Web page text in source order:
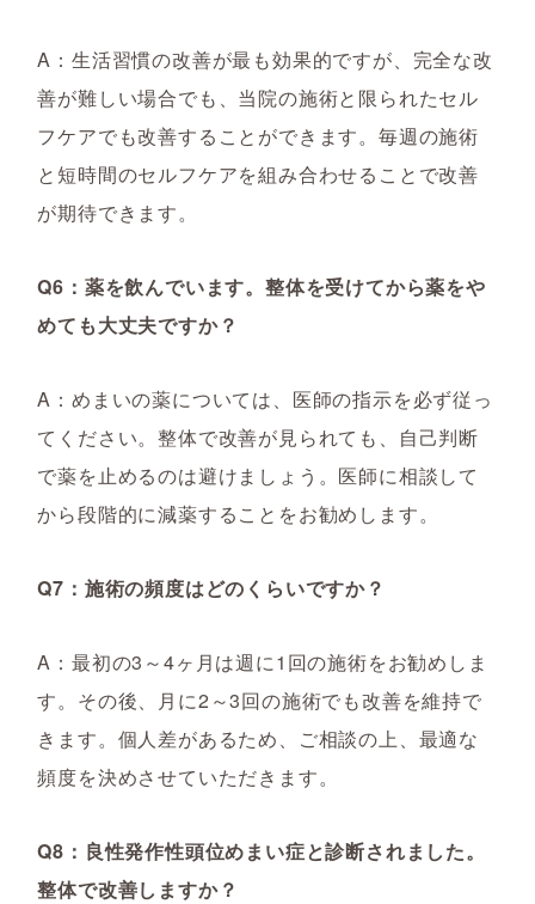
A：生活習慣の改善が最も効果的ですが、完全な改
善が難しい場合でも、当院の施術と限られたセル
フケアでも改善することができます。毎週の施術
と短時間のセルフケアを組み合わせることで改善
が期待できます。
Q6：薬を飲んでいます。整体を受けてから薬をや
めても大丈夫ですか？
A：めまいの薬については、医師の指示を必ず従っ
てください。整体で改善が見られても、自己判断
で薬を止めるのは避けましょう。医師に相談して
から段階的に減薬することをお勧めします。
Q7：施術の頻度はどのくらいですか？
A：最初の3～4ヶ月は週に1回の施術をお勧めしま
す。その後、月に2～3回の施術でも改善を維持で
きます。個人差があるため、ご相談の上、最適な
頻度を決めさせていただきます。
Q8：良性発作性頭位めまい症と診断されました。
整体で改善しますか？